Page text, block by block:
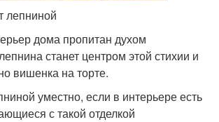
лепниной
дома пропитан духом
станет центром этой стихии и
вишенка на торте.
уместно, если в интерьере есть
с такой отделкой